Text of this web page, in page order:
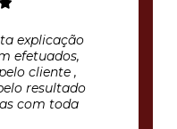
explicação
efetuados,
cliente ,
resultado
com toda